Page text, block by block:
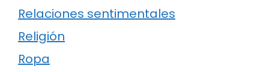
Relaciones sentimentales
Religión
Ropa